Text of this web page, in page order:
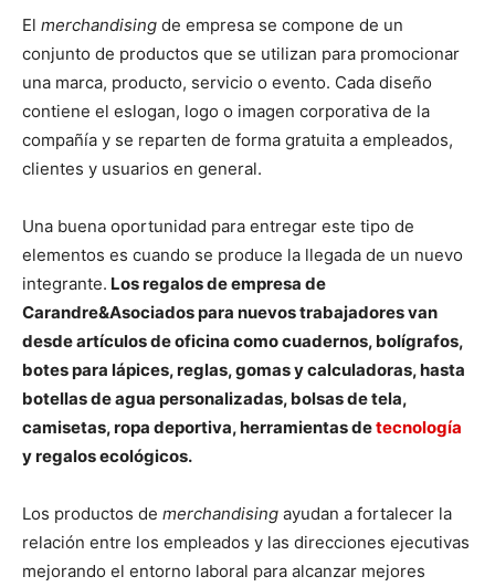
El merchandising de empresa se compone de un
conjunto de productos que se utilizan para promocionar
una marca, producto, servicio o evento. Cada diseño
contiene el eslogan, logo o imagen corporativa de la
compañía y se reparten de forma gratuita a empleados,
clientes y usuarios en general.
Una buena oportunidad para entregar este tipo de
elementos es cuando se produce la llegada de un nuevo
integrante. Los regalos de empresa de
Carandre&Asociados para nuevos trabajadores van
desde artículos de oficina como cuadernos, bolígrafos,
botes para lápices, reglas, gomas y calculadoras, hasta
botellas de agua personalizadas, bolsas de tela,
camisetas, ropa deportiva, herramientas detecnología
y regalos ecológicos.
Los productos de merchandising ayudan a fortalecer la
relación entre los empleados y las direcciones ejecutivas
mejorando el entorno laboral para alcanzar mejores